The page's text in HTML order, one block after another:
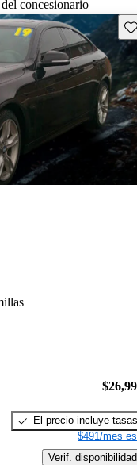
concesionario
El precio incluye tasas
$491/mes
Verif. disponibilidad